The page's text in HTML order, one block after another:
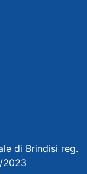
di Brindisi reg.
2023